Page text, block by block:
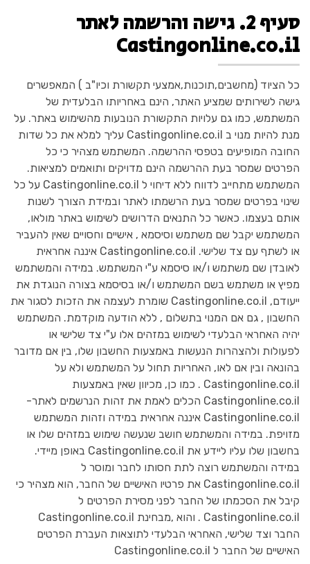
סעיף 2. גישה והרשמה לאתר
Castingonline.co.il
כל הציוד (מחשבים,תוכנות,אמצעי תקשורת וכיו"ב ) המאפשרים
גישה לשירותים שמציע האתר, הינם באחריותו הבלעדית של
המשתמש, כמו גם עלויות התקשורת הנובעות מהשימוש באתר. על
מנת להיות מנוי ב Castingonline.co.il עליך למלא את כל שדות
החובה המופיעים בטפסי ההרשמה. המשתמש מצהיר כי כל
הפרטים שמסר בעת ההרשמה הינם מדויקים ותואמים למציאות.
המשתמש מתחייב לדווח ללא דיחוי ל Castingonline.co.il על כל
שינוי בפרטים שמסר בעת הרשמתו לאתר ובמידת הצורך לשנות
אותם בעצמו. כאשר כל התנאים הדרושים לשימוש באתר מולאו,
המשתמש יקבל שם משתמש וסיסמא , אישיים וחסויים שאין להעביר
או לשתף עם צד שלישי. Castingonline.co.il איננה אחראית
לאובדן שם משתמש ו/או סיסמא ע"י המשתמש. במידה והמשתמש
מפיץ או משתמש בשם המשתמש ו/או בסיסמא בצורה הנוגדת את
ייעודם, Castingonline.co.il שומרת לעצמה את הזכות לסגור את
החשבון , גם אם המנוי בתשלום , ללא הודעה מוקדמת. המשתמש
יהיה האחראי הבלעדי לשימוש במזהים אלו ע"י צד שלישי או
לפעולות ולהצהרות הנעשות באמצעות החשבון שלו, בין אם מדובר
בהונאה ובין אם לאו, האחריות תחול על המשתמש ולא על
Castingonline.co.il . כמו כן, מכיוון שאין באמצעות
Castingonline.co.il הכלים לאמת את זהות הנרשמים לאתר-
Castingonline.co.il איננה אחראית במידה וזהות המשתמש
מזויפת. במידה והמשתמש חושב שנעשה שימוש במזהים שלו או
בחשבון שלו עליו ליידע את Castingonline.co.il באופן מיידי.
במידה והמשתמש רוצה לתת חסותו לחבר ומוסר ל
Castingonline.co.il את פרטיו האישיים של החבר, הוא מצהיר כי
קיבל את הסכמתו של החבר לפני מסירת הפרטים ל
Castingonline.co.il . והוא ,מבחינת Castingonline.co.il
החבר וצד שלישי, האחראי הבלעדי לתוצאות העברת הפרטים
האישיים של החבר ל Castingonline.co.il